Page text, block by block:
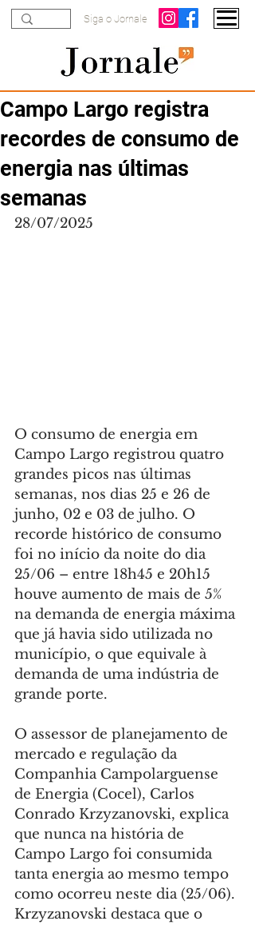
Siga o Jornale
Campo Largo registra
recordes de consumo de
energia nas últimas
semanas
28/07/2025
O consumo de energia em
Campo Largo registrou quatro
grandes picos nas últimas
semanas, nos dias 25 e 26 de
junho, 02 e 03 de julho. O
recorde histórico de consumo
foi no início da noite do dia
25/06 – entre 18h45 e 20h15
houve aumento de mais de 5%
na demanda de energia máxima
que já havia sido utilizada no
município, o que equivale à
demanda de uma indústria de
grande porte.
O assessor de planejamento de
mercado e regulação da
Companhia Campolarguense
de Energia (Cocel), Carlos
Conrado Krzyzanovski, explica
que nunca na história de
Campo Largo foi consumida
tanta energia ao mesmo tempo
como ocorreu neste dia (25/06).
Krzyzanovski destaca que o